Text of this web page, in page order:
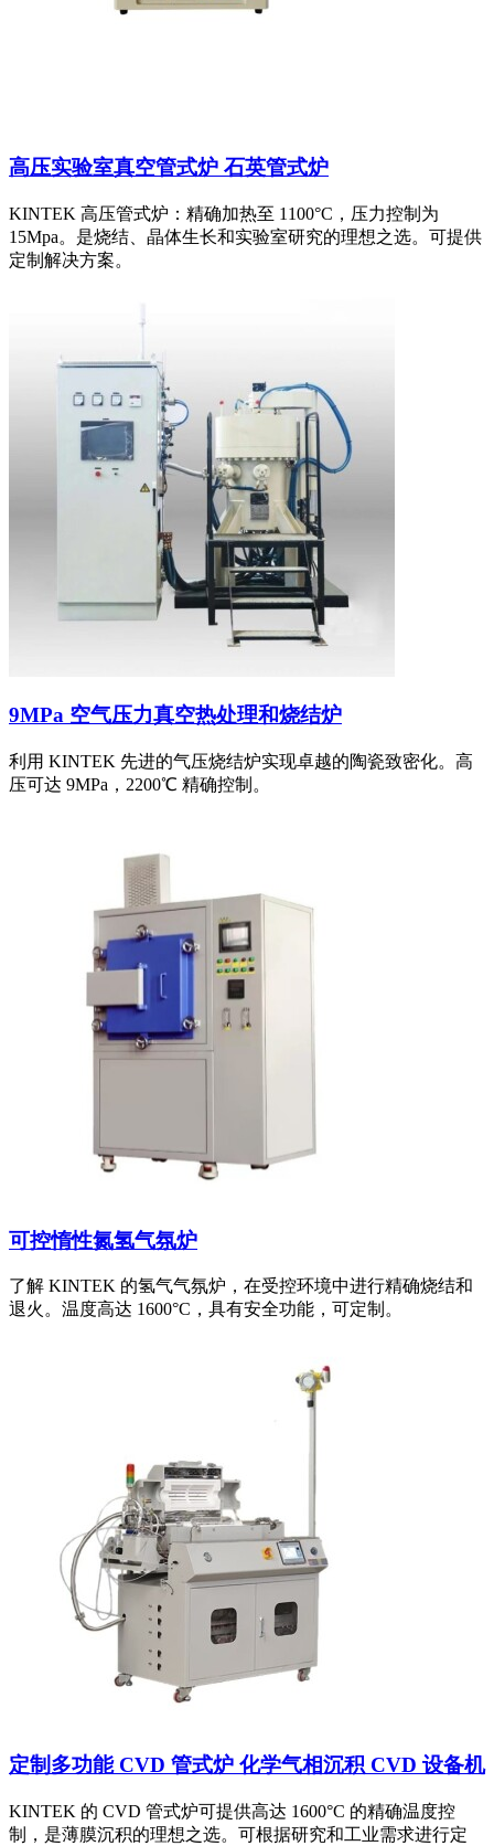
高压实验室真空管式炉 石英管式炉
KINTEK 高压管式炉：精确加热至 1100°C，压力控制为
15Mpa。是烧结、晶体生长和实验室研究的理想之选。可提供
定制解决方案。
9MPa 空气压力真空热处理和烧结炉
利用 KINTEK 先进的气压烧结炉实现卓越的陶瓷致密化。高
压可达 9MPa，2200℃ 精确控制。
可控惰性氮氢气氛炉
了解 KINTEK 的氢气气氛炉，在受控环境中进行精确烧结和
退火。温度高达 1600°C，具有安全功能，可定制。
定制多功能 CVD 管式炉 化学气相沉积 CVD 设备机
KINTEK 的 CVD 管式炉可提供高达 1600°C 的精确温度控
制，是薄膜沉积的理想之选。可根据研究和工业需求进行定